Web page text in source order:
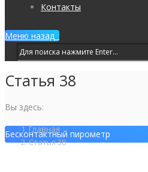
Контакты
Меню назад
Статья 38
Вы здесь:
Главная
Статья 38
Бесконтактный пирометр